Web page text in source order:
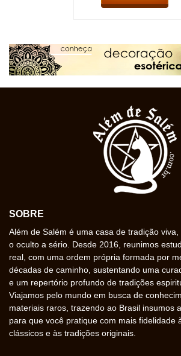
SOBRE
Além de Salém é uma casa de tradição
o oculto a sério. Desde 2016, reunimos
real, com uma ordem própria formada por
décadas de caminho, sustentando uma
e um repertório profundo de tradições
Viajamos pelo mundo em busca de
materiais raros, trazendo ao Brasil insumos
para que você pratique com mais fidelidade
clássicos e às tradições originais.